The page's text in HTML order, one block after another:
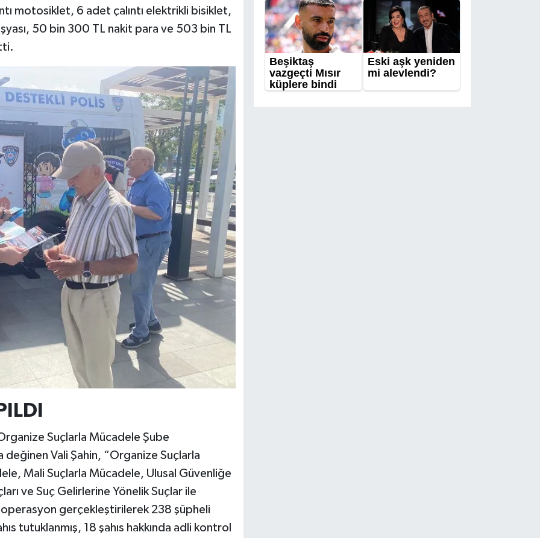
motosiklet, 6 adet çalıntı elektrikli bisiklet,
50 bin 300 TL nakit para ve 503 bin TL
Suçlarla Mücadele Şube
değinen Vali Şahin, “Organize Suçlarla
Mali Suçlarla Mücadele, Ulusal Güvenliğe
ve Suç Gelirlerine Yönelik Suçlar ile
gerçekleştirilerek 238 şüpheli
tutuklanmış, 18 şahıs hakkında adli kontrol